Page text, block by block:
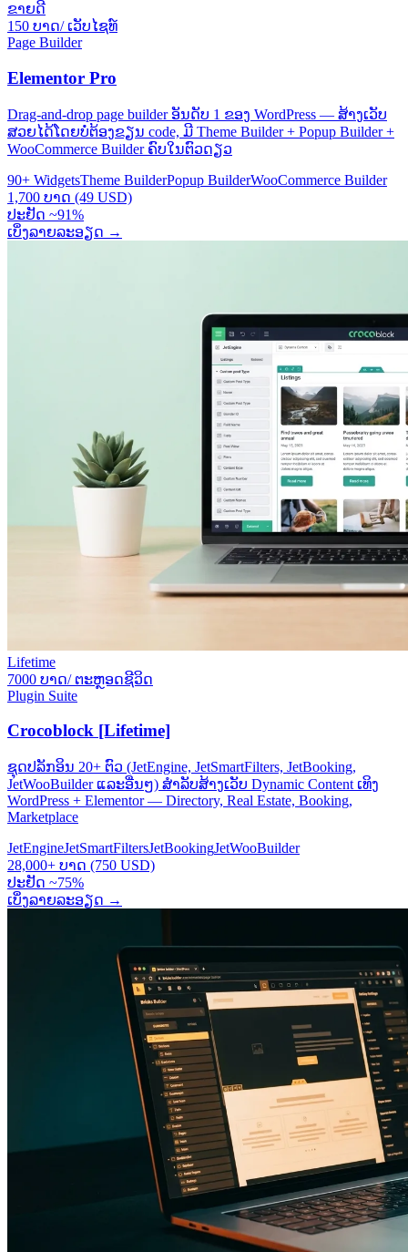
ຂາຍດີ
150 ບາດ/ ເວັບໄຊທ໌
Page Builder
Elementor Pro
Drag-and-drop page builder ອັນດັບ 1 ຂອງ WordPress — ສ້າງເວັບ
ສວຍໄດ້ໂດຍບໍ່ຕ້ອງຂຽນ code, ມີ Theme Builder + Popup Builder +
WooCommerce Builder ຄົບໃນຕົວດຽວ
90+ WidgetsTheme BuilderPopup BuilderWooCommerce Builder
1,700 ບາດ (49 USD)
ປະຢັດ ~91%
ເບິ່ງລາຍລະອຽດ →
Lifetime
7000 ບາດ/ ຕະຫຼອດຊີວິດ
Plugin Suite
Crocoblock [Lifetime]
ຊຸດປລັກອິນ 20+ ຕົວ (JetEngine, JetSmartFilters, JetBooking,
JetWooBuilder ແລະອື່ນໆ) ສຳລັບສ້າງເວັບ Dynamic Content ເທິງ
WordPress + Elementor — Directory, Real Estate, Booking,
Marketplace
JetEngineJetSmartFiltersJetBookingJetWooBuilder
28,000+ ບາດ (750 USD)
ປະຢັດ ~75%
ເບິ່ງລາຍລະອຽດ →